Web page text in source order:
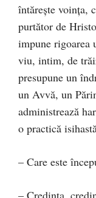
întăreşte voinţa,
purtător de
impune rigoarea
viu, intim, de
presupune un
un Avvă, un
administrează
o practică
– Care este
– Credinţa,